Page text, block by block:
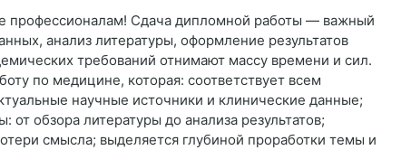
профессионалам! Сдача дипломной работы — важный
анализ литературы, оформление результатов
требований отнимают массу времени и сил.
по медицине, которая: соответствует всем
научные источники и клинические данные;
обзора литературы до анализа результатов;
смысла; выделяется глубиной проработки темы и